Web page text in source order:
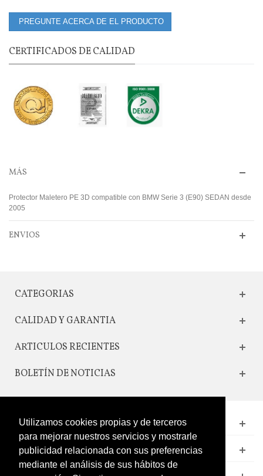
Utilizamos cookies propias y de terceros
para mejorar nuestros servicios y mostrarle
publicidad relacionada con sus preferencias
mediante el análisis de sus hábitos de
PREGUNTE ACERCA DE EL PRODUCTO
CERTIFICADOS DE CALIDAD
MÁS
Protector Maletero PE 3D compatible con BMW Serie 3 (E90) SEDAN desde
2005
ENVIOS
CATEGORIAS
CALIDAD Y GARANTIA
ARTICULOS RECIENTES
BOLETÍN DE NOTICIAS
CONTACTO
LEGAL